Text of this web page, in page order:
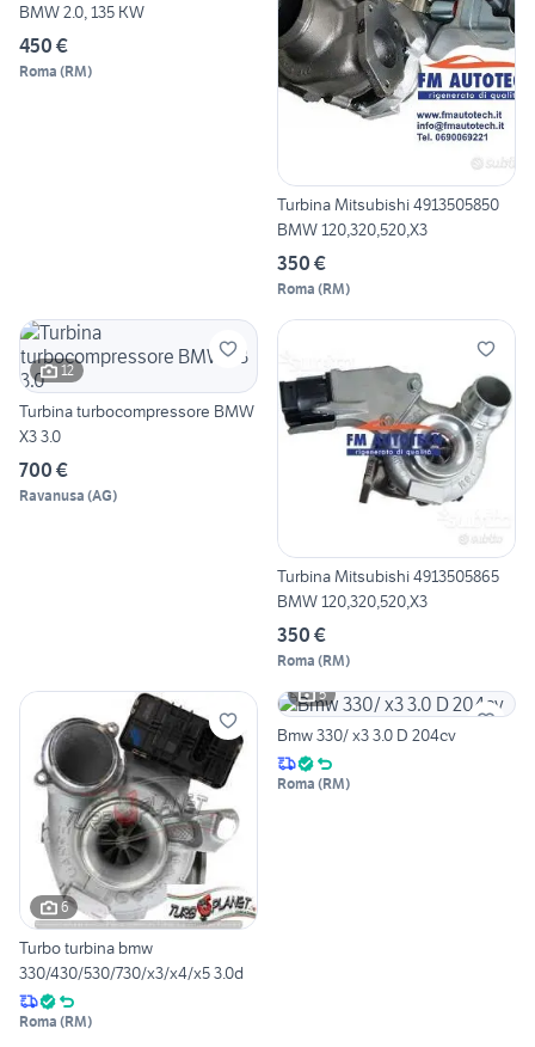
BMW 2.0, 135 KW
450 €
Roma (RM)
Turbina Mitsubishi 4913505850
BMW 120,320,520,X3
350 €
Roma (RM)
12
Turbina turbocompressore BMW
X3 3.0
700 €
Ravanusa (AG)
Turbina Mitsubishi 4913505865
BMW 120,320,520,X3
350 €
Roma (RM)
6
Turbo turbina bmw
330/430/530/730/x3/x4/x5 3.0d
Roma (RM)
5
Bmw 330/ x3 3.0 D 204cv
Roma (RM)